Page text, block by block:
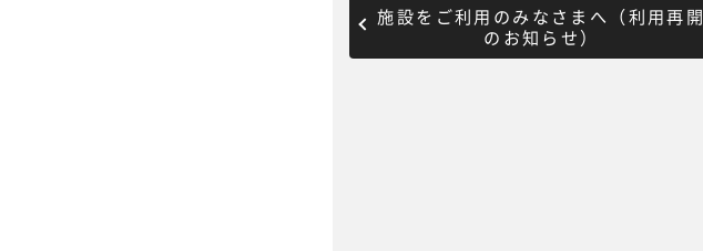
施設をご利用のみなさまへ（利用再開
のお知らせ）